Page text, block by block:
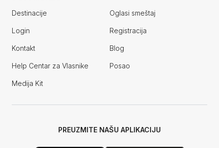
Destinacije Oglasi smeštaj
Login Registracija
Kontakt Blog
Help Centar za Vlasnike Posao
Medija Kit
PREUZMITE NAŠU APLIKACIJU